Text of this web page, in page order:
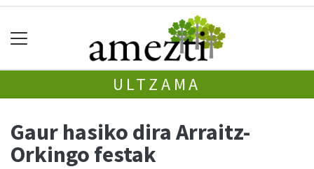
ULTZAMA
Gaur hasiko dira Arraitz-
Orkingo festak